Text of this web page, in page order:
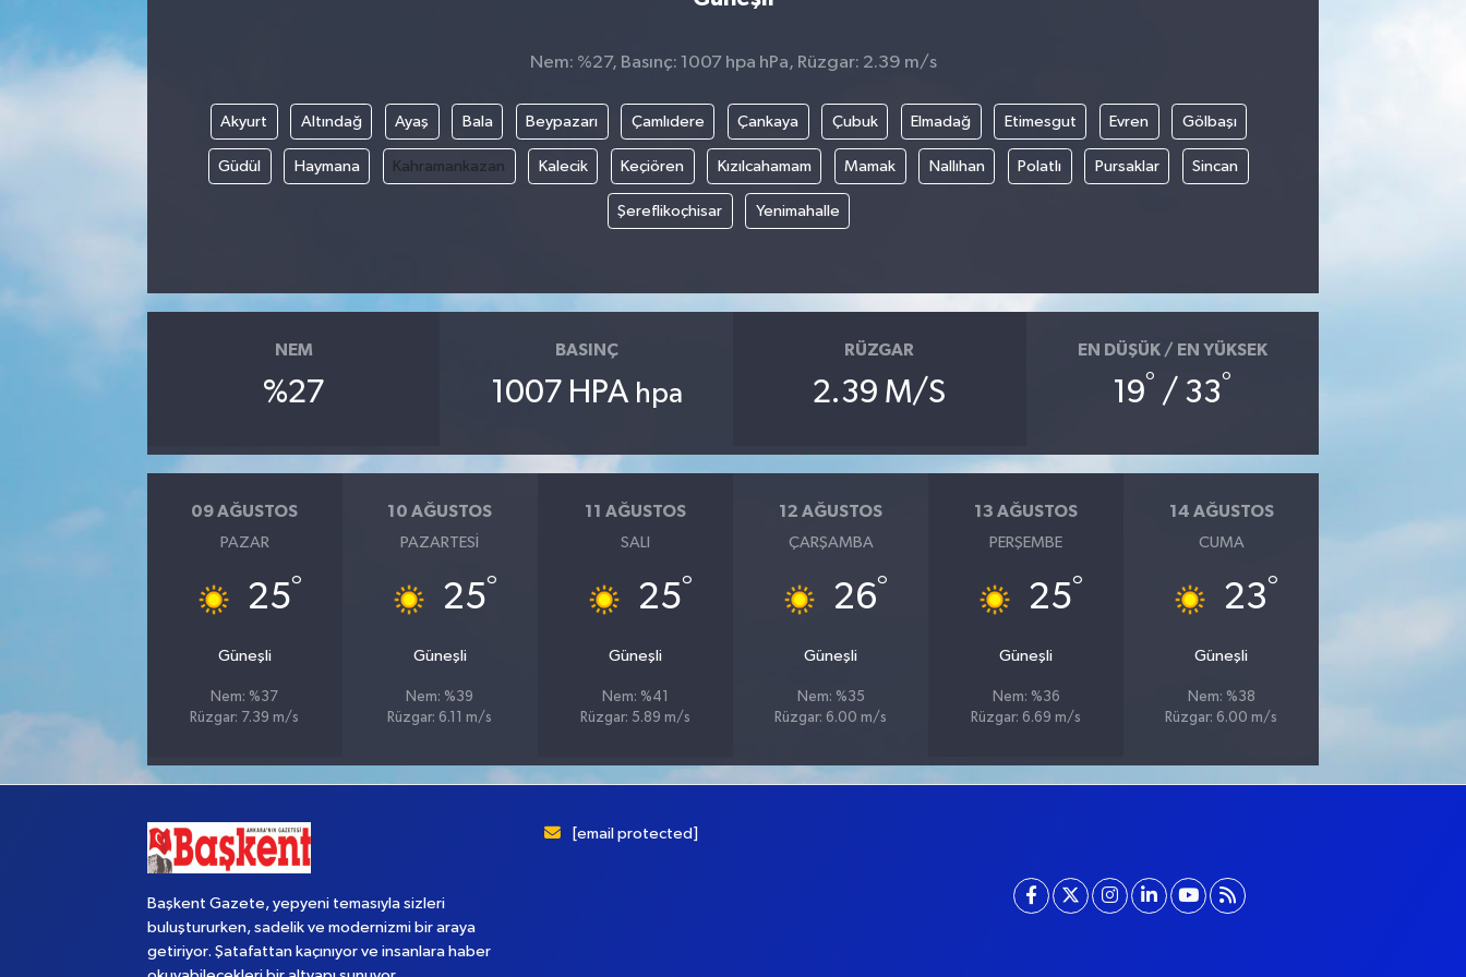
Nem: %27, Basınç: 1007 hpa hPa, Rüzgar: 2.39 m/s
Akyurt Altındağ Ayaş Bala Beypazarı Çamlıdere Çankaya Çubuk Elmadağ Etimesgut Evren Gölbaşı
Güdül Haymana Kahramankazan Kalecik Keçiören Kızılcahamam Mamak Nallıhan Polatlı Pursaklar Sincan
Şereflikoçhisar Yenimahalle
NEM
%27
BASINÇ
1007 HPA hpa
RÜZGAR
2.39 M/S
EN DÜŞÜK / EN YÜKSEK
19° / 33°
09 AĞUSTOS
PAZAR
25°
Güneşli
Nem: %37
Rüzgar: 7.39 m/s
10 AĞUSTOS
PAZARTESI
25°
Güneşli
Nem: %39
Rüzgar: 6.11 m/s
11 AĞUSTOS
SALI
25°
Güneşli
Nem: %41
Rüzgar: 5.89 m/s
12 AĞUSTOS
ÇARŞAMBA
26°
Güneşli
Nem: %35
Rüzgar: 6.00 m/s
13 AĞUSTOS
PERŞEMBE
25°
Güneşli
Nem: %36
Rüzgar: 6.69 m/s
14 AĞUSTOS
CUMA
23°
Güneşli
Nem: %38
Rüzgar: 6.00 m/s
Başkent Gazete, yepyeni temasıyla sizleri
buluştururken, sadelik ve modernizmi bir araya
getiriyor. Şatafattan kaçınıyor ve insanlara haber
[email protected]
Güvenlik